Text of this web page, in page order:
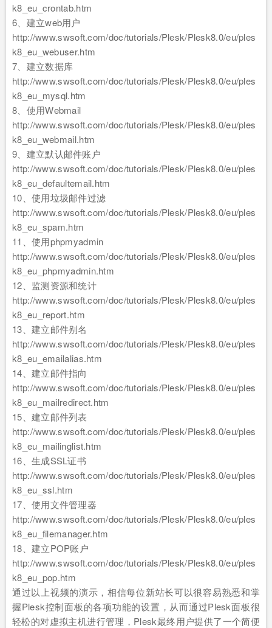
k8_eu_crontab.htm
6、建立web用户
http://www.swsoft.com/doc/tutorials/Plesk/Plesk8.0/eu/ples
k8_eu_webuser.htm
7、建立数据库
http://www.swsoft.com/doc/tutorials/Plesk/Plesk8.0/eu/ples
k8_eu_mysql.htm
8、使用Webmail
http://www.swsoft.com/doc/tutorials/Plesk/Plesk8.0/eu/ples
k8_eu_webmail.htm
9、建立默认邮件账户
http://www.swsoft.com/doc/tutorials/Plesk/Plesk8.0/eu/ples
k8_eu_defaultemail.htm
10、使用垃圾邮件过滤
http://www.swsoft.com/doc/tutorials/Plesk/Plesk8.0/eu/ples
k8_eu_spam.htm
11、使用phpmyadmin
http://www.swsoft.com/doc/tutorials/Plesk/Plesk8.0/eu/ples
k8_eu_phpmyadmin.htm
12、监测资源和统计
http://www.swsoft.com/doc/tutorials/Plesk/Plesk8.0/eu/ples
k8_eu_report.htm
13、建立邮件别名
http://www.swsoft.com/doc/tutorials/Plesk/Plesk8.0/eu/ples
k8_eu_emailalias.htm
14、建立邮件指向
http://www.swsoft.com/doc/tutorials/Plesk/Plesk8.0/eu/ples
k8_eu_mailredirect.htm
15、建立邮件列表
http://www.swsoft.com/doc/tutorials/Plesk/Plesk8.0/eu/ples
k8_eu_mailinglist.htm
16、生成SSL证书
http://www.swsoft.com/doc/tutorials/Plesk/Plesk8.0/eu/ples
k8_eu_ssl.htm
17、使用文件管理器
http://www.swsoft.com/doc/tutorials/Plesk/Plesk8.0/eu/ples
k8_eu_filemanager.htm
18、建立POP账户
http://www.swsoft.com/doc/tutorials/Plesk/Plesk8.0/eu/ples
k8_eu_pop.htm
通过以上视频的演示，相信每位新站长可以很容易熟悉和掌
握Plesk控制面板的各项功能的设置，从而通过Plesk面板很
轻松的对虚拟主机进行管理，Plesk最终用户提供了一个简便